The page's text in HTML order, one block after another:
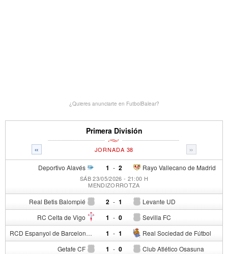
¿Quieres anunciarte en FutbolBalear?
Primera División
« »
JORNADA 38
Deportivo Alavés 1 - Rayo Vallecano de Madrid
2
SÁB 23/05/2026 - 21:00 H
MENDIZORROTZA
Real Betis Balompié 2 - Levante UD
1
RC Celta de Vigo 1 - Sevilla FC
0
RCD Espanyol de Barcelona 1 - Real Sociedad de Fútbol
1
Getafe CF 1 - Club Atlético Osasuna
0